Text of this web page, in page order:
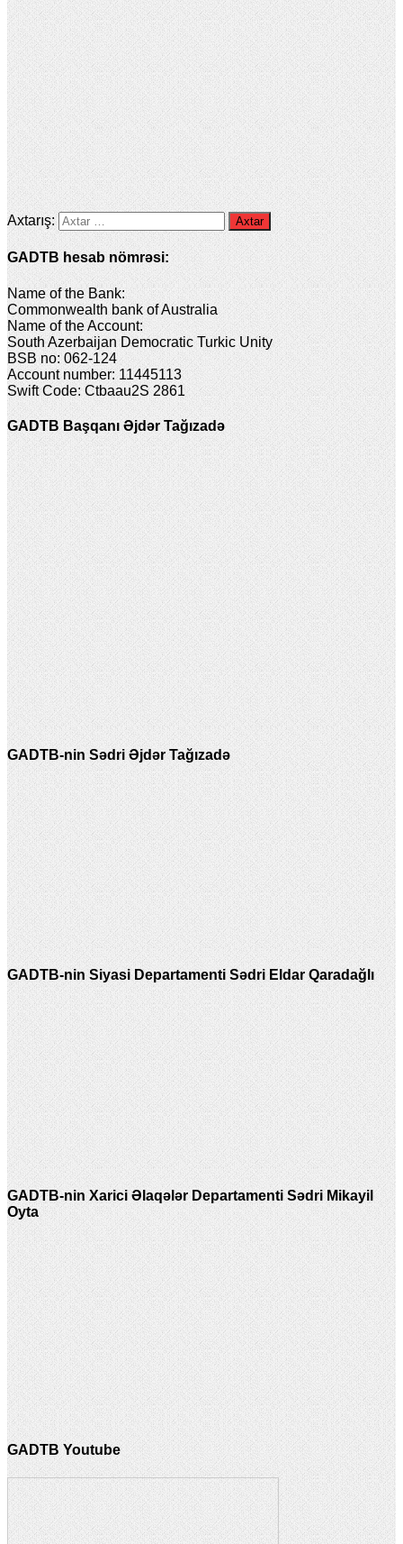
Axtarış:
GADTB hesab nömrəsi:
Name of the Bank:
Commonwealth bank of Australia
Name of the Account:
South Azerbaijan Democratic Turkic Unity
BSB no: 062-124
Account number: 11445113
Swift Code: Ctbaau2S 2861
GADTB Başqanı Əjdər Tağızadə
GADTB-nin Sədri Əjdər Tağızadə
GADTB-nin Siyasi Departamenti Sədri Eldar Qaradağlı
GADTB-nin Xarici Əlaqələr Departamenti Sədri Mikayil
Oyta
GADTB Youtube